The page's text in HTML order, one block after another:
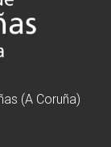
(A Coruña)